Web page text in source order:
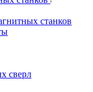
станков
сверл